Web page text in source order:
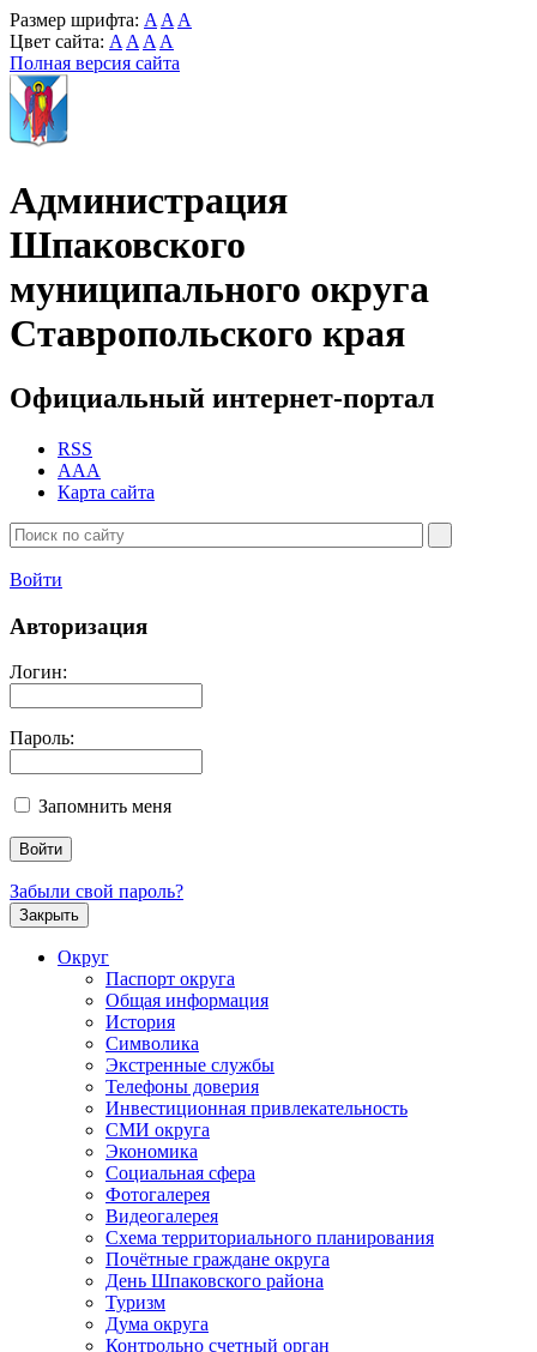
Размер шрифта: A A A
Цвет сайта: A A A A
Полная версия сайта
Администрация
Шпаковского
муниципального округа
Ставропольского края
Официальный интернет-портал
RSS
AAA
Карта сайта
Войти
Авторизация
Логин:
Пароль:
Запомнить меня
Забыли свой пароль?
Закрыть
Округ
Паспорт округа
Общая информация
История
Символика
Экстренные службы
Телефоны доверия
Инвестиционная привлекательность
СМИ округа
Экономика
Социальная сфера
Фотогалерея
Видеогалерея
Схема территориального планирования
Почётные граждане округа
День Шпаковского района
Туризм
Дума округа
Контрольно счетный орган